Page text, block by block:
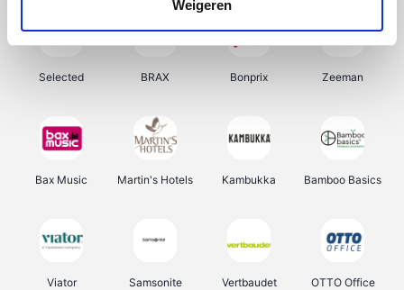
Weigeren
Selected BRAX Bonprix Zeeman
Bax Music Martin's Hotels Kambukka Bamboo Basics
Viator Samsonite Vertbaudet OTTO Office